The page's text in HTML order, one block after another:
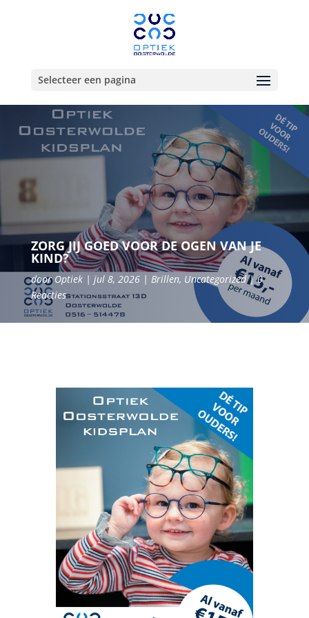
Selecteer een pagina
ZORG JIJ GOED VOOR DE OGEN VAN JE
KIND?
doorOptiek jul 8, 2026 Brillen, Uncategorized
0
Reacties